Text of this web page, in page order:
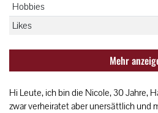
Hobbies
Likes
Mehr
Hi Leute, ich bin die Nicole, 30 Jahre,
zwar verheiratet aber unersättlich und